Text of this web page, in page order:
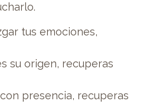
tus emociones,
su origen, recuperas
presencia, recuperas